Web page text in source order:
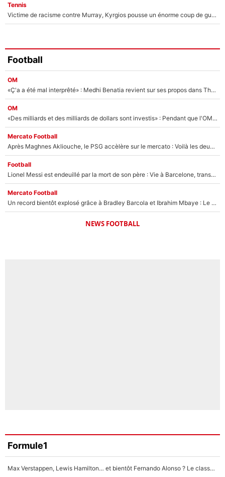
Tennis
Victime de racisme contre Murray, Kyrgios pousse un énorme coup de gueule !
Football
OM
«Ç'a a été mal interprêté» : Medhi Benatia revient sur ses propos dans The Bridge et précise ses conditions pour rejoindre le PSG !
OM
«Des milliards et des milliards de dollars sont investis» : Pendant que l'OM est en pleine crise financière, Frank McCourt lance un nouveau projet à 260M€ !
Mercato Football
Après Maghnes Akliouche, le PSG accèlère sur le mercato : Voilà les deux nouvelles recrues qui vont signer la semaine prochaine ?
Football
Lionel Messi est endeuillé par la mort de son père : Vie à Barcelone, transfert au PSG... voilà comment Jorge Messi a joué un rôle essentiel dans sa carrière !
Mercato Football
Un record bientôt explosé grâce à Bradley Barcola et Ibrahim Mbaye : Le PSG sur le point de réaliser un mercato historique ?
NEWS FOOTBALL
Formule1
Max Verstappen, Lewis Hamilton… et bientôt Fernando Alonso ? Le classement des pilotes les mieux payés en Formule 1 risque de changer !